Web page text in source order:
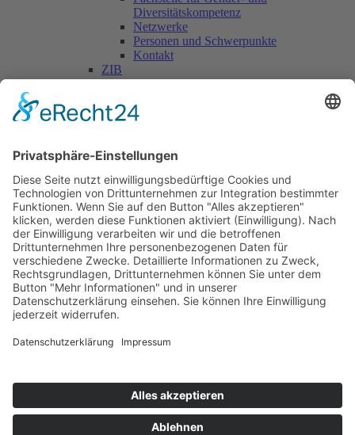
Diversitätskompetenz
Netzwerke
Personen und Schwerpunkte
Kontakt
ZIB
Päd. Praktische Studien
Personen
Nationale Kooperationen
L.E.V.
Nachlese
Soziales Engagement
Materialien und Links
Personen
Kontakt
ÖKOLOG/PILGRIM
Aktuelles
Materialien & Links
Landes-ARGE-Lehrer:innengesundheit
PHDL-Chor
Improtheater
Kapelle
Weiße Galerie